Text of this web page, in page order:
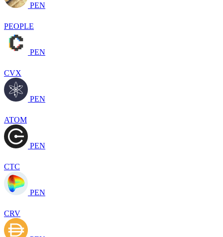
PEN
PEOPLE
PEN
CVX
PEN
ATOM
PEN
CTC
PEN
CRV